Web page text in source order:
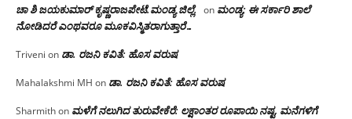
ಚಾ ಶಿ ಜಯಕುಮಾರ್ ಕೃಷ್ಣರಾಜಪೇಟೆ.ಮಂಡ್ಯ ಜಿಲ್ಲೆ. on ಮಂಡ್ಯ: ಈ ಸರ್ಕಾರಿ ಶಾಲೆ
ನೋಡಿದರೆ ಎಂಥವರೂ ಮೂಕವಿಸ್ಮಿತರಾಗುತ್ತಾರೆ…
Triveni on ಡಾ. ರಜನಿ ಕವಿತೆ: ಹೊಸ ವರುಷ
Mahalakshmi MH on ಡಾ. ರಜನಿ ಕವಿತೆ: ಹೊಸ ವರುಷ
Sharmithon ಮಳೆಗೆ ನಲುಗಿದ ತುರುವೇಕೆರೆ: ಲಕ್ಷಾಂತರ ರೂಪಾಯಿ ನಷ್ಟ, ಮನೆಗಳಿಗೆ